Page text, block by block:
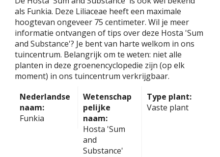
als Funkia. Deze Liliaceae heeft een maximale
hoogtevan ongeveer 75 centimeter. Wil je meer
informatie ontvangen of tips over deze Hosta 'Sum
and Substance'? Je bent van harte welkom in ons
tuincentrum. Belangrijk om te weten: niet alle
planten in deze groenencyclopedie zijn (op elk
moment) in ons tuincentrum verkrijgbaar.
Nederlandse
naam:
Funkia
Wetenschap
pelijke
naam:
Hosta 'Sum
and
Substance'
Type plant:
Vaste plant